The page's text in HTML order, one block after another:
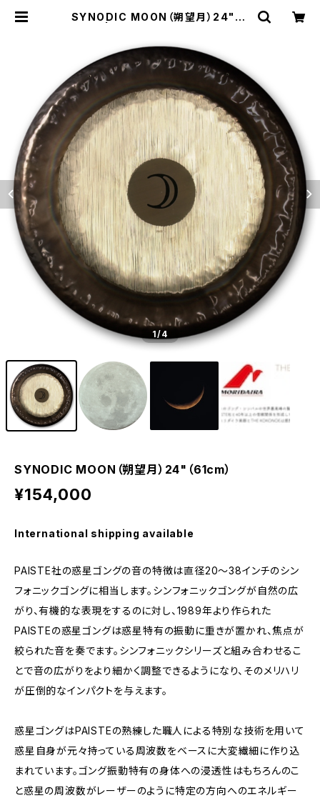
SYNODIC MOON（朔望月）24"（6
1/4
SYNODIC MOON（朔望月）24"（61cm）
¥154,000
International shipping available
PAISTE社の惑星ゴングの音の特徴は直径20〜38インチのシン
フォニックゴングに相当します。シンフォニックゴングが自然の広
がり、有機的な表現をするのに対し、1989年より作られた
PAISTEの惑星ゴングは惑星特有の振動に重きが置かれ、焦点が
絞られた音を奏でます。シンフォニックシリーズと組み合わせるこ
とで音の広がりをより細かく調整できるようになり、そのメリハリ
が圧倒的なインパクトを与えます。
惑星ゴングはPAISTEの熟練した職人による特別な技術を用いて
惑星自身が元々持っている周波数をベースに大変繊細に作り込
まれています。ゴング振動特有の身体への浸透性はもちろんのこ
と惑星の周波数がレーザーのように特定の方向へのエネルギー